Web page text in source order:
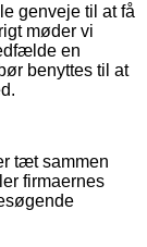
genveje til at få
møder vi
en
benyttes til at
tæt sammen
firmaernes